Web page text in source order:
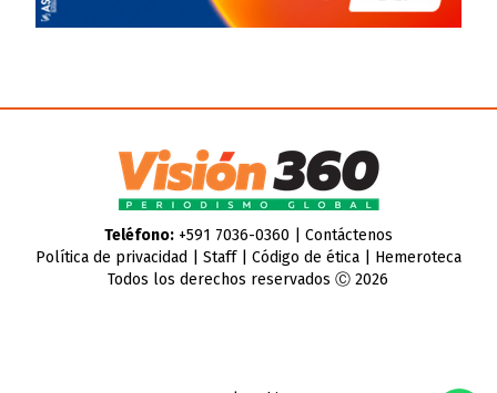
Teléfono:+591 7036-0360 | Contáctenos
Política de privacidad
Staff| Código de ética| Hemeroteca
Todos los derechos reservados Ⓒ 2026